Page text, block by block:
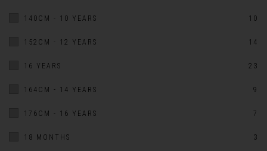
140CM - 10 YEARS 10
152CM - 12 YEARS 14
16 YEARS 23
164CM - 14 YEARS 9
176CM - 16 YEARS 7
18 MONTHS 3